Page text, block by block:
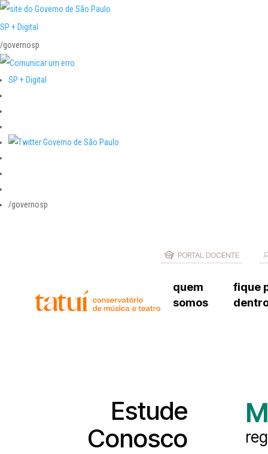
SP + Digital
/governosp
SP + Digital
/governosp
PORTAL DOCENTE
quem
somos
fique
Estude
Conosco